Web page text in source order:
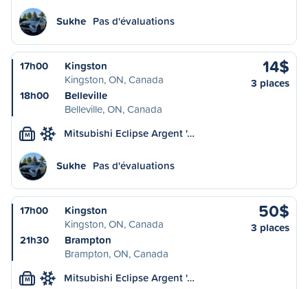
Sukhe Pas d'évaluations
17h00
Kingston
Kingston, ON, Canada
18h00
Belleville
Belleville, ON, Canada
14$
3 places
M Mitsubishi Eclipse Argent '…
Sukhe Pas d'évaluations
17h00
Kingston
Kingston, ON, Canada
21h30
Brampton
Brampton, ON, Canada
50$
3 places
M Mitsubishi Eclipse Argent '…